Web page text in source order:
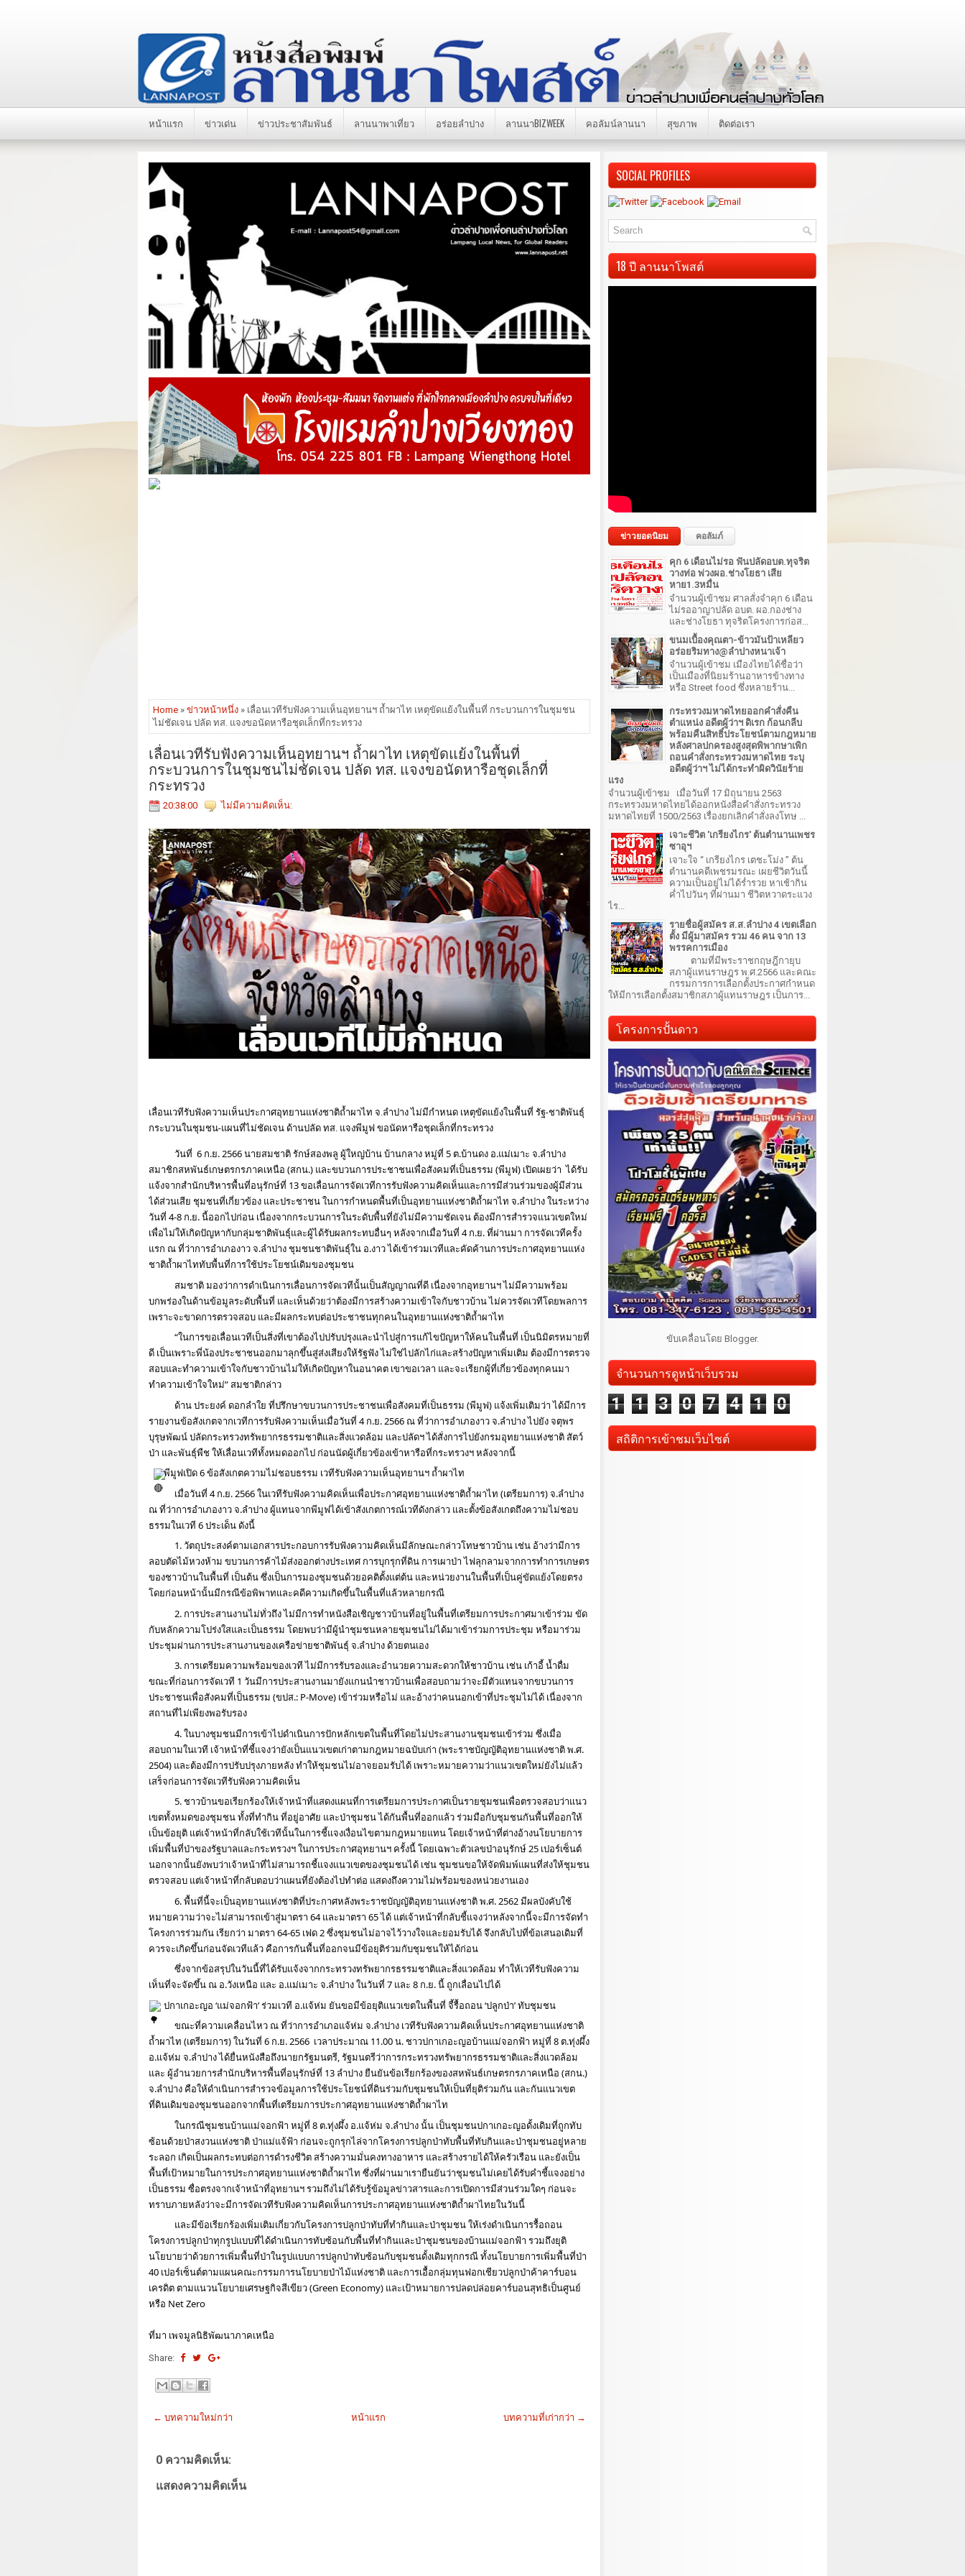
หน้าแรก ข่าวเด่น ข่าวประชาสัมพันธ์ ลานนาพาเที่ยว อร่อยลำปาง ลานนาBIZWEEK คอลัมน์ลานนา สุขภาพ ติดต่อเรา
Home » ข่าวหน้าหนึ่ง » เลื่อนเวทีรับฟังความเห็นอุทยานฯ ถ้ำผาไท เหตุขัดแย้งในพื้นที่ กระบวนการในชุมชน
ไม่ชัดเจน ปลัด ทส. แจงขอนัดหารือชุดเล็กที่กระทรวง
เลื่อนเวทีรับฟังความเห็นอุทยานฯ ถ้ำผาไท เหตุขัดแย้งในพื้นที่
กระบวนการในชุมชนไม่ชัดเจน ปลัด ทส. แจงขอนัดหารือชุดเล็กที่
กระทรวง
20:38:00 ไม่มีความคิดเห็น:
เลื่อนเวทีรับฟังความเห็นประกาศอุทยานแห่งชาติถ้ำผาไท จ.ลำปาง ไม่มีกำหนด เหตุขัดแย้งในพื้นที่ รัฐ-ชาติพันธุ์
กระบวนในชุมชน-แผนที่ไม่ชัดเจน ด้านปลัด ทส. แจงพีมูฟ ขอนัดหารือชุดเล็กที่กระทรวง
วันที่ 6 ก.ย. 2566 นายสมชาติ รักษ์สองพลู ผู้ใหญ่บ้าน บ้านกลาง หมู่ที่ 5 ต.บ้านดง อ.แม่เมาะ จ.ลำปาง
สมาชิกสหพันธ์เกษตรกรภาคเหนือ (สกน.) และขบวนการประชาชนเพื่อสังคมที่เป็นธรรม (พีมูฟ) เปิดเผยว่า  ได้รับ
แจ้งจากสำนักบริหารพื้นที่อนุรักษ์ที่ 13 ขอเลื่อนการจัดเวทีการรับฟังความคิดเห็นและการมีส่วนร่วมของผู้มีส่วน
ได้ส่วนเสีย ชุมชนที่เกี่ยวข้อง และประชาชน ในการกําหนดพื้นที่เป็นอุทยานแห่งชาติถ้ำผาไท จ.ลำปาง ในระหว่าง
วันที่ 4-8 ก.ย. นี้ออกไปก่อน เนื่องจากกระบวนการในระดับพื้นที่ยังไม่มีความชัดเจน ต้องมีการสำรวจแนวเขตใหม่
เพื่อไม่ให้เกิดปัญหากับกลุ่มชาติพันธุ์และผู้ได้รับผลกระทบอื่นๆ หลังจากเมื่อวันที่ 4 ก.ย. ที่ผ่านมา การจัดเวทีครั้ง
แรก ณ ที่ว่าการอำเภองาว จ.ลำปาง ชุมชนชาติพันธุ์ใน อ.งาว ได้เข้าร่วมเวทีและคัดค้านการประกาศอุทยานแห่ง
ชาติถ้ำผาไททับพื้นที่การใช้ประโยชน์เดิมของชุมชน
สมชาติ มองว่าการดำเนินการเลื่อนการจัดเวทีนั้นเป็นสัญญาณที่ดี เนื่องจากอุทยานฯ ไม่มีความพร้อม
บกพร่องในด้านข้อมูลระดับพื้นที่ และเห็นด้วยว่าต้องมีการสร้างความเข้าใจกับชาวบ้าน ไม่ควรจัดเวทีโดยพลการ
เพราะจะขาดการตรวจสอบ และมีผลกระทบต่อประชาชนทุกคนในอุทยานแห่งชาติถ้ำผาไท
“ในการขอเลื่อนเวทีเป็นสิ่งที่เขาต้องไปปรับปรุงและนำไปสู่การแก้ไขปัญหาให้คนในพื้นที่ เป็นนิมิตรหมายที่
ดี เป็นเพราะพี่น้องประชาชนออกมาลุกขึ้นสู่ส่งเสียงให้รัฐฟัง ไม่ใช่ไปลักไก่และสร้างปัญหาเพิ่มเติม ต้องมีการตรวจ
สอบและทำความเข้าใจกับชาวบ้านไม่ให้เกิดปัญหาในอนาคต เขาขอเวลา และจะเรียกผู้ที่เกี่ยวข้องทุกคนมา
ทำความเข้าใจใหม่” สมชาติกล่าว
ด้าน ประยงค์ ดอกลำใย ที่ปรึกษาขบวนการประชาชนเพื่อสังคมที่เป็นธรรม (พีมูฟ) แจ้งเพิ่มเติมว่า ได้มีการ
รายงานข้อสังเกตจากเวทีการรับฟังความเห็นเมื่อวันที่ 4 ก.ย. 2566 ณ ที่ว่าการอำเภองาว จ.ลำปาง ไปยัง จตุพร
บุรุษพัฒน์ ปลัดกระทรวงทรัพยากรธรรมชาติและสิ่งแวดล้อม และปลัดฯ ได้สั่งการไปยังกรมอุทยานแห่งชาติ สัตว์
ป่า และพันธุ์พืช ให้เลื่อนเวทีทั้งหมดออกไป ก่อนนัดผู้เกี่ยวข้องเข้าหารือที่กระทรวงฯ หลังจากนี้
พีมูฟเปิด 6 ข้อสังเกตความไม่ชอบธรรม เวทีรับฟังความเห็นอุทยานฯ ถ้ำผาไท
เมื่อวันที่ 4 ก.ย. 2566 ในเวทีรับฟังความคิดเห็นเพื่อประกาศอุทยานแห่งชาติถ้ำผาไท (เตรียมการ) จ.ลำปาง
ณ ที่ว่าการอำเภองาว จ.ลำปาง ผู้แทนจากพีมูฟได้เข้าสังเกตการณ์เวทีดังกล่าว และตั้งข้อสังเกตถึงความไม่ชอบ
ธรรมในเวที 6 ประเด็น ดังนี้
1. วัตถุประสงค์ตามเอกสารประกอบการรับฟังความคิดเห็นมีลักษณะกล่าวโทษชาวบ้าน เช่น อ้างว่ามีการ
ลอบตัดไม้หวงห้าม ขบวนการค้าไม้ส่งออกต่างประเทศ การบุกรุกที่ดิน การเผาป่า ไฟลุกลามจากการทำการเกษตร
ของชาวบ้านในพื้นที่ เป็นต้น ซึ่งเป็นการมองชุมชนด้วยอคติตั้งแต่ต้น และหน่วยงานในพื้นที่เป็นคู่ขัดแย้งโดยตรง
โดยก่อนหน้านั้นมีกรณีข้อพิพาทและคดีความเกิดขึ้นในพื้นที่แล้วหลายกรณี
2. การประสานงานไม่ทั่วถึง ไม่มีการทำหนังสือเชิญชาวบ้านที่อยู่ในพื้นที่เตรียมการประกาศมาเข้าร่วม ขัด
กับหลักความโปร่งใสและเป็นธรรม โดยพบว่ามีผู้นำชุมชนหลายชุมชนไม่ได้มาเข้าร่วมการประชุม หรือมาร่วม
ประชุมผ่านการประสานงานของเครือข่ายชาติพันธุ์ จ.ลำปาง ด้วยตนเอง
3. การเตรียมความพร้อมของเวที ไม่มีการรับรองและอำนวยความสะดวกให้ชาวบ้าน เช่น เก้าอี้ น้ำดื่ม
ขณะที่ก่อนการจัดเวที 1 วันมีการประสานงานมายังแกนนำชาวบ้านเพื่อสอบถามว่าจะมีตัวแทนจากขบวนการ
ประชาชนเพื่อสังคมที่เป็นธรรม (ขปส.: P-Move) เข้าร่วมหรือไม่ และอ้างว่าคนนอกเข้าที่ประชุมไม่ได้ เนื่องจาก
สถานที่ไม่เพียงพอรับรอง
4. ในบางชุมชนมีการเข้าไปดำเนินการปักหลักเขตในพื้นที่โดยไม่ประสานงานชุมชนเข้าร่วม ซึ่งเมื่อ
สอบถามในเวที เจ้าหน้าที่ชี้แจงว่ายังเป็นแนวเขตเก่าตามกฎหมายฉบับเก่า (พระราชบัญญัติอุทยานแห่งชาติ พ.ศ.
2504) และต้องมีการปรับปรุงภายหลัง ทำให้ชุมชนไม่อาจยอมรับได้ เพราะหมายความว่าแนวเขตใหม่ยังไม่แล้ว
เสร็จก่อนการจัดเวทีรับฟังความคิดเห็น
5. ชาวบ้านขอเรียกร้องให้เจ้าหน้าที่แสดงแผนที่การเตรียมการประกาศเป็นรายชุมชนเพื่อตรวจสอบว่าแนว
เขตทั้งหมดของชุมชน ทั้งที่ทำกิน ที่อยู่อาศัย และป่าชุมชน ได้กันพื้นที่ออกแล้ว ร่วมมือกับชุมชนกันพื้นที่ออกให้
เป็นข้อยุติ แต่เจ้าหน้าที่กลับใช้เวทีนั้นในการชี้แจงเงื่อนไขตามกฎหมายแทน โดยเจ้าหน้าที่ต่างอ้างนโยบายการ
เพิ่มพื้นที่ป่าของรัฐบาลและกระทรวงฯ ในการประกาศอุทยานฯ ครั้งนี้ โดยเฉพาะตัวเลขป่าอนุรักษ์ 25 เปอร์เซ็นต์
นอกจากนั้นยังพบว่าเจ้าหน้าที่ไม่สามารถชี้แจงแนวเขตของชุมชนได้ เช่น ชุมชนขอให้จัดพิมพ์แผนที่ส่งให้ชุมชน
ตรวจสอบ แต่เจ้าหน้าที่กลับตอบว่าแผนที่ยังต้องไปทำต่อ แสดงถึงความไม่พร้อมของหน่วยงานเอง
6. พื้นที่นี้จะเป็นอุทยานแห่งชาติที่ประกาศหลังพระราชบัญญัติอุทยานแห่งชาติ พ.ศ. 2562 มีผลบังคับใช้
หมายความว่าจะไม่สามารถเข้าสู่มาตรา 64 และมาตรา 65 ได้ แต่เจ้าหน้าที่กลับชี้แจงว่าหลังจากนี้จะมีการจัดทำ
โครงการร่วมกัน เรียกว่า มาตรา 64-65 เฟด 2 ซึ่งชุมชนไม่อาจไว้วางใจและยอมรับได้ จึงกลับไปที่ข้อเสนอเดิมที่
ควรจะเกิดขึ้นก่อนจัดเวทีแล้ว คือการกันพื้นที่ออกจนมีข้อยุติร่วมกับชุมชนให้ได้ก่อน
ซึ่งจากข้อสรุปในวันนี้ที่ได้รับแจ้งจากกระทรวงทรัพยากรธรรมชาติและสิ่งแวดล้อม ทำให้เวทีรับฟังความ
เห็นที่จะจัดขึ้น ณ อ.วังเหนือ และ อ.แม่เมาะ จ.ลำปาง ในวันที่ 7 และ 8 ก.ย. นี้ ถูกเลื่อนไปได้
ปกาเกอะญอ ‘แม่จอกฟ้า’ ร่วมเวที อ.แจ้ห่ม ยันขอมีข้อยุติแนวเขตในพื้นที่ จี้รื้อถอน ‘ปลูกป่า’ ทับชุมชน
ขณะที่ความเคลื่อนไหว ณ ที่ว่าการอำเภอแจ้ห่ม จ.ลำปาง เวทีรับฟังความคิดเห็นประกาศอุทยานแห่งชาติ
ถ้ำผาไท (เตรียมการ) ในวันที่ 6 ก.ย. 2566  เวลาประมาณ 11.00 น. ชาวปกาเกอะญอบ้านแม่จอกฟ้า หมู่ที่ 8 ต.ทุ่งผึ้ง
อ.แจ้ห่ม จ.ลำปาง ได้ยื่นหนังสือถึงนายกรัฐมนตรี, รัฐมนตรีว่าการกระทรวงทรัพยากรธรรมชาติและสิ่งแวดล้อม
และ ผู้อำนวยการสำนักบริหารพื้นที่อนุรักษ์ที่ 13 ลำปาง ยืนยันข้อเรียกร้องของสหพันธ์เกษตรกรภาคเหนือ (สกน.)
จ.ลำปาง คือให้ดำเนินการสำรวจข้อมูลการใช้ประโยชน์ที่ดินร่วมกับชุมชนให้เป็นที่ยุติร่วมกัน และกันแนวเขต
ที่ดินเดิมของชุมชนออกจากพื้นที่เตรียมการประกาศอุทยานแห่งชาติถ้ำผาไท
ในกรณีชุมชนบ้านแม่จอกฟ้า หมู่ที่ 8 ต.ทุ่งผึ้ง อ.แจ้ห่ม จ.ลำปาง นั้น เป็นชุมชนปกาเกอะญอดั้งเดิมที่ถูกทับ
ซ้อนด้วยป่าสงวนแห่งชาติ ป่าแม่แจ้ฟ้า ก่อนจะถูกรุกไล่จากโครงการปลูกป่าทับพื้นที่ทับกินและป่าชุมชนอยู่หลาย
ระลอก เกิดเป็นผลกระทบต่อการดำรงชีวิต สร้างความมั่นคงทางอาหาร และสร้างรายได้ให้ครัวเรือน และยังเป็น
พื้นที่เป้าหมายในการประกาศอุทยานแห่งชาติถ้ำผาไท ซึ่งที่ผ่านมาเรายืนยันว่าชุมชนไม่เคยได้รับคำชี้แจงอย่าง
เป็นธรรม ซื่อตรงจากเจ้าหน้าที่อุทยานฯ รวมถึงไม่ได้รับรู้ข้อมูลข่าวสารและการเปิดการมีส่วนร่วมใดๆ ก่อนจะ
ทราบภายหลังว่าจะมีการจัดเวทีรับฟังความคิดเห็นการประกาศอุทยานแห่งชาติถ้ำผาไทยในวันนี้
และมีข้อเรียกร้องเพิ่มเติมเกี่ยวกับโครงการปลูกป่าทับที่ทำกินและป่าชุมชน ให้เร่งดำเนินการรื้อถอน
โครงการปลูกป่าทุกรูปแบบที่ได้ดำเนินการทับซ้อนกับพื้นที่ทำกินและป่าชุมชนของบ้านแม่จอกฟ้า รวมถึงยุติ
นโยบายว่าด้วยการเพิ่มพื้นที่ป่าในรูปแบบการปลูกป่าทับซ้อนกับชุมชนดั้งเดิมทุกกรณี ทั้งนโยบายการเพิ่มพื้นที่ป่า
40 เปอร์เซ็นต์ตามแผนคณะกรรมการนโยบายป่าไม้แห่งชาติ และการเอื้อกลุ่มทุนฟอกเชียวปลูกป่าค้าคาร์บอน
เครดิต ตามแนวนโยบายเศรษฐกิจสีเขียว (Green Economy) และเป้าหมายการปลดปล่อยคาร์บอนสุทธิเป็นศูนย์
หรือ Net Zero
ที่มา เพจมูลนิธิพัฒนาภาคเหนือ
Share:
← บทความใหม่กว่า บทความที่เก่ากว่า →
หน้าแรก
0 ความคิดเห็น:
แสดงความคิดเห็น
SOCIAL PROFILES
18 ปี ลานนาโพสต์
ข่าวยอดนิยม คอลัมภ์
คุก 6 เดือนไม่รอ ฟันปลัดอบต.ทุจริต
วางท่อ พ่วงผอ.ช่างโยธา เสีย
หาย1.3หมื่น
จำนวนผู้เข้าชม ศาลสั่งจำคุก 6 เดือน
ไม่รออาญาปลัด อบต. ผอ.กองช่าง
และช่างโยธา ทุจริตโครงการก่อส...
ขนมเบื้องคุณตา-ข้าวมันป้าเหลียว
อร่อยริมทาง@ลำปางหนาเจ้า
จำนวนผู้เข้าชม เมืองไทยได้ชื่อว่า
เป็นเมืองที่นิยมร้านอาหารข้างทาง
หรือ Street food ซึ่งหลายร้าน...
กระทรวงมหาดไทยออกคำสั่งคืน
ตำแหน่ง อดีตผู้ว่าฯ ดิเรก ก้อนกลีบ
พร้อมคืนสิทธิ์ประโยชน์ตามกฎหมาย
หลังศาลปกครองสูงสุดพิพากษาเพิก
ถอนคำสั่งกระทรวงมหาดไทย ระบุ
อดีตผู้ว่าฯ ไม่ได้กระทำผิดวินัยร้าย
แรง
จำนวนผู้เข้าชม เมื่อวันที่ 17 มิถุนายน 2563
กระทรวงมหาดไทยได้ออกหนังสือคำสั่งกระทรวง
มหาดไทยที่ 1500/2563 เรื่องยกเลิกคำสั่งลงโทษ ...
เจาะชีวิต 'เกรียงไกร' ต้นตำนานเพชร
ซาอุฯ
เจาะใจ “ เกรียงไกร เตชะโม่ง ” ต้น
ตำนานคดีเพชรมรณะ เผยชีวิตวันนี้
ความเป็นอยู่ไม่ได้ร่ำรวย หาเช้ากิน
ค่ำไปวันๆ ที่ผ่านมา ชีวิตหวาดระแวง
ไร...
รายชื่อผู้สมัคร ส.ส.ลำปาง 4 เขตเลือก
ตั้ง มีผู้มาสมัคร รวม 46 คน จาก 13
พรรคการเมือง
ตามที่มีพระราชกฤษฎีกายุบ
สภาผู้แทนราษฎร พ.ศ.2566 และคณะ
กรรมการการเลือกตั้งประกาศกำหนด
ให้มีการเลือกตั้งสมาชิกสภาผู้แทนราษฎร เป็นการ...
โครงการปั้นดาว
ขับเคลื่อนโดย Blogger.
จำนวนการดูหน้าเว็บรวม
1 1 3 0 7 4 1 0
สถิติการเข้าชมเว็บไซต์